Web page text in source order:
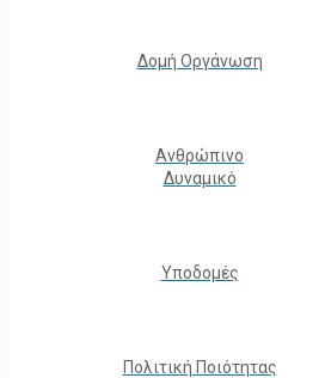
Δομή Οργάνωση
Ανθρώπινο
Δυναμικό
Υποδομές
Πολιτική Ποιότητας